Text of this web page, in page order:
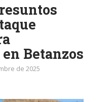
Betanzos
de 2025